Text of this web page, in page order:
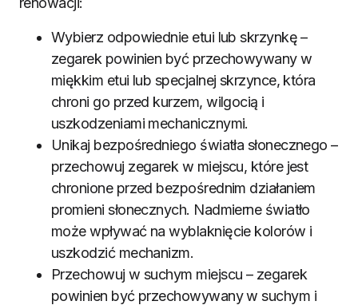
Wybierz odpowiednie etui lub skrzynkę –
zegarek powinien być przechowywany w
miękkim etui lub specjalnej skrzynce, która
chroni go przed kurzem, wilgocią i
uszkodzeniami mechanicznymi.
Unikaj bezpośredniego światła słonecznego –
przechowuj zegarek w miejscu, które jest
chronione przed bezpośrednim działaniem
promieni słonecznych. Nadmierne światło
może wpływać na wyblaknięcie kolorów i
uszkodzić mechanizm.
Przechowuj w suchym miejscu – zegarek
powinien być przechowywany w suchym i